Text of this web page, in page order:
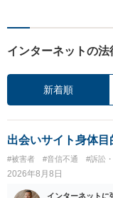
インターネットの法
新着順
出会いサイト身体
#被害者 #音信不通 #訴訟
2026年8月8日
インターネットに